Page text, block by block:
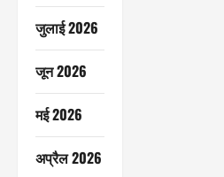
जुलाई 2026
जून 2026
मई 2026
अप्रैल 2026